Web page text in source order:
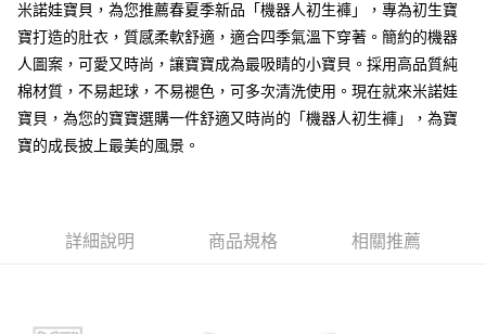
宅配
每筆NT$80，滿NT$500(含以上)免運費
臺灣離島-金、馬、澎
每筆NT$100，滿NT$1,000(含以上)免運費
米諾娃寶貝，為您推薦春夏季新品「機器人初生褲」，專為初生寶
寶打造的肚衣，質感柔軟舒適，適合四季氣溫下穿著。簡約的機器
人圖案，可愛又時尚，讓寶寶成為最吸睛的小寶貝。採用高品質純
棉材質，不易起球，不易褪色，可多次清洗使用。現在就來米諾娃
寶貝，為您的寶寶選購一件舒適又時尚的「機器人初生褲」，為寶
寶的成長披上最美的風景。
詳細說明 商品規格 相關推薦